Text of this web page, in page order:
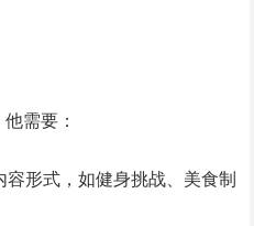
需要：
容形式，如健身挑战、美食制